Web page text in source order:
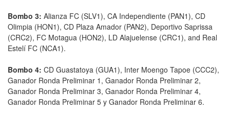
Bombo 3: Alianza FC (SLV1), CA Independiente (PAN1), CD
Olimpia (HON1), CD Plaza Amador (PAN2), Deportivo Saprissa
(CRC2), FC Motagua (HON2), LD Alajuelense (CRC1), and Real
Estelí FC (NCA1).
Bombo 4: CD Guastatoya (GUA1), Inter Moengo Tapoe (CCC2),
Ganador Ronda Preliminar 1, Ganador Ronda Preliminar 2,
Ganador Ronda Preliminar 3, Ganador Ronda Preliminar 4,
Ganador Ronda Preliminar 5 y Ganador Ronda Preliminar 6.